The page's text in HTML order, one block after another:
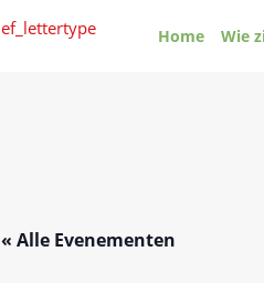
Home Wie
« Alle Evenementen